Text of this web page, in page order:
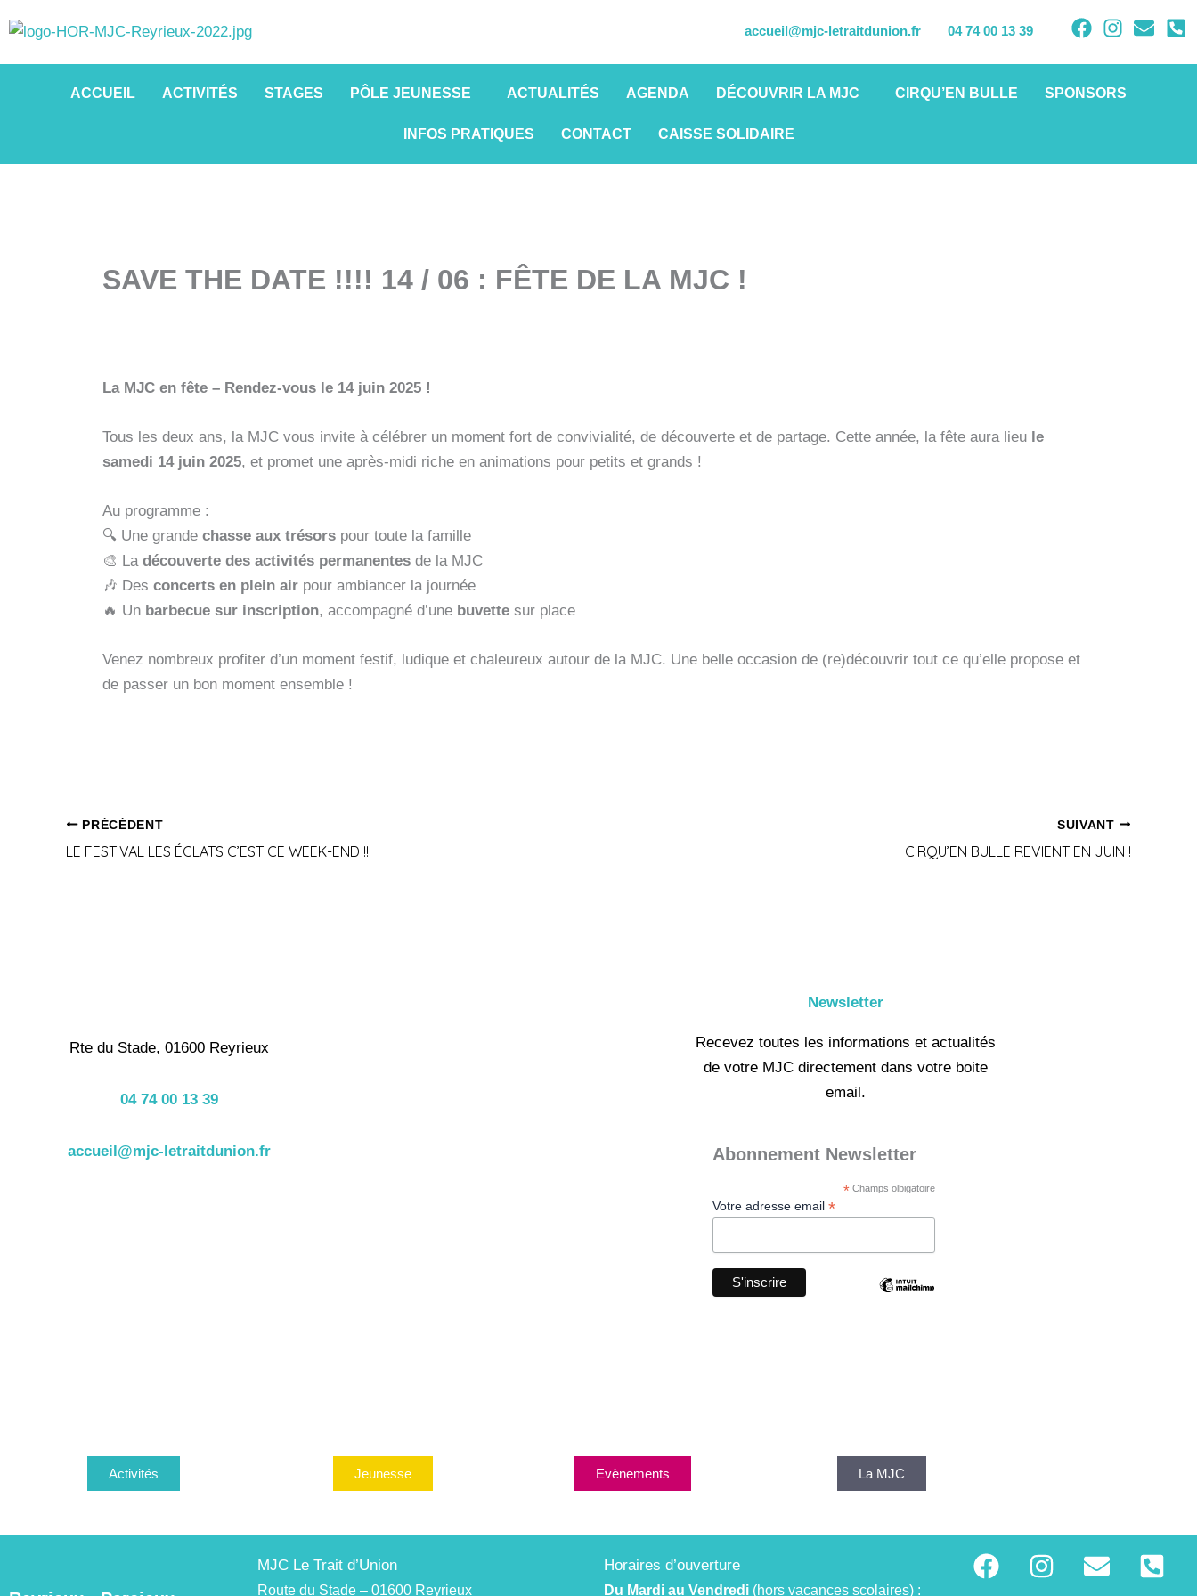
au
contenu
accueil@mjc-letraitdunion.fr 04 74 00 13 39
ACCUEIL ACTIVITÉS STAGES PÔLE JEUNESSE ACTUALITÉS AGENDA DÉCOUVRIR LA MJC CIRQU’EN BULLE SPONSORS
INFOS PRATIQUES CONTACT CAISSE SOLIDAIRE
SAVE THE DATE !!!! 14 / 06 : FÊTE DE LA MJC !
La MJC en fête – Rendez-vous le 14 juin 2025 !
Tous les deux ans, la MJC vous invite à célébrer un moment fort de convivialité, de découverte et de partage. Cette année, la fête aura lieu le
samedi 14 juin 2025, et promet une après-midi riche en animations pour petits et grands !
Au programme :
🔍 Une grande chasse aux trésorspour toute la famille
🎨 La découverte des activités permanentesde la MJC
🎶 Des concerts en plein airpour ambiancer la journée
🔥 Un barbecue sur inscription, accompagné d’une buvettesur place
Venez nombreux profiter d’un moment festif, ludique et chaleureux autour de la MJC. Une belle occasion de (re)découvrir tout ce qu’elle propose et
de passer un bon moment ensemble !
PRÉCÉDENT
LE FESTIVAL LES ÉCLATS C’EST CE WEEK-END !!!
SUIVANT
CIRQU’EN BULLE REVIENT EN JUIN !
Rte du Stade, 01600 Reyrieux
04 74 00 13 39
accueil@mjc-letraitdunion.fr
Newsletter
Recevez toutes les informations et actualités
de votre MJC directement dans votre boite
email.
Abonnement Newsletter
*Champs olbigatoire
Votre adresse email *
Activités Jeunesse Evènements La MJC
MJC Le Trait d’Union
Route du Stade – 01600 Reyrieux
Horaires d’ouverture
Du Mardi au Vendredi(hors vacances scolaires) :